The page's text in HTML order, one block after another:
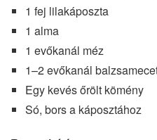
1 fej lilakáposzta
1 alma
1 evőkanál méz
1–2 evőkanál
Egy kevés őrölt kömény
Só, bors a káposztához